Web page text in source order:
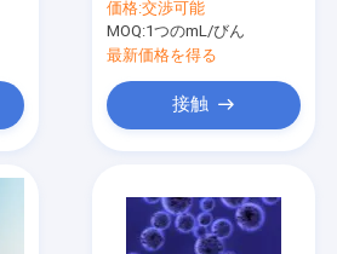
25のmLの
価格:交渉可能
MOQ:1つのmL/びん
最新価格を得る
接触